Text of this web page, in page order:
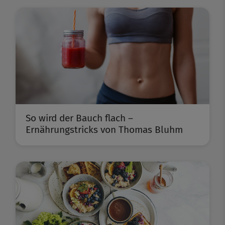
So wird der Bauch flach –
Ernährungstricks von Thomas Bluhm